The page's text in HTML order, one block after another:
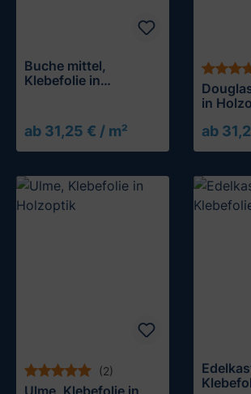
Buche mittel,
Klebefolie in
ab 31,25 € / m²
in
ab
(2)
Ulme, Klebefolie in